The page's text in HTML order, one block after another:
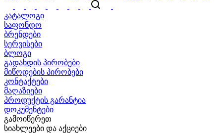
კატალოგი
საფონდო
ბრენდები
სერვისები
ბლოგი
გადახდის პირობები
მიწოდების პირობები
კონტაქტები
მაღაზიები
პროდუქტის გარანტია
დოკუმენტები
გამოიწერეთ
სიახლეები და აქციები